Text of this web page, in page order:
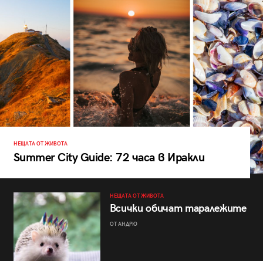
НЕЩАТА ОТ ЖИВОТА
Summer City Guide: 72 часа в Иракли
НЕЩАТА ОТ ЖИВОТА
Всички обичат таралежите
ОТ АНДРЮ